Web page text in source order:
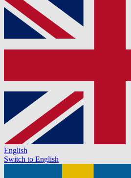
English
Switch to English